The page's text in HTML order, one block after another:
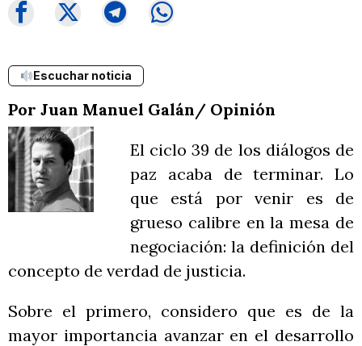
Escuchar noticia
Por Juan Manuel Galán/ Opinión
El ciclo 39 de los diálogos de
paz acaba de terminar. Lo
que está por venir es de
grueso calibre en la mesa de
negociación: la definición del
concepto de verdad de justicia.
Sobre el primero, considero que es de la
mayor importancia avanzar en el desarrollo